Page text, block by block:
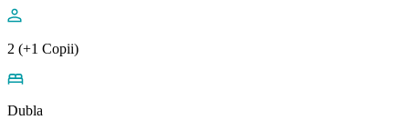
2 (+1 Copii)
Dubla